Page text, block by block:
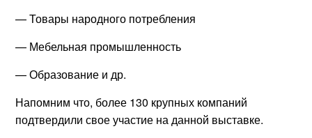
— Товары народного потребления
— Мебельная промышленность
— Образование и др.
Напомним что, более 130 крупных компаний
подтвердили свое участие на данной выставке.